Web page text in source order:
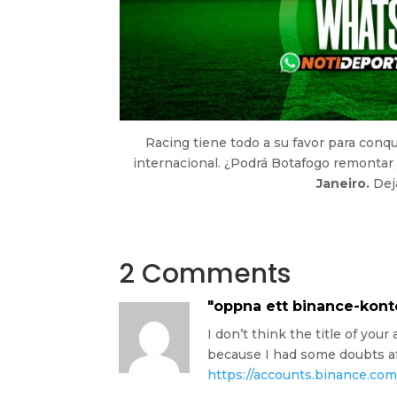
Racing tiene todo a su favor para
internacional. ¿Podrá Botafogo
Janeiro.
2 Comments
"oppna ett binance-
I don’t think the title of your
because I had some doubts
https://